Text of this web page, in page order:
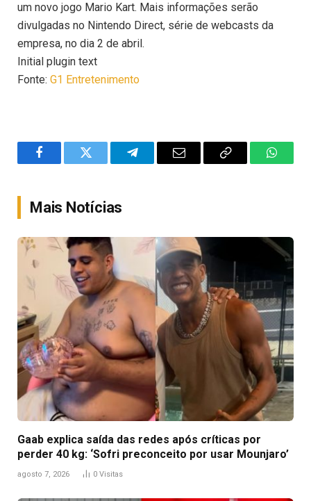
um novo jogo Mario Kart. Mais informações serão
divulgadas no Nintendo Direct, série de webcasts da
empresa, no dia 2 de abril.
Initial plugin text
Fonte: G1 Entretenimento
FacebookTwitter TelegramEmail
Copy
Mais Notícias
Gaab explica saída das redes após críticas por
perder 40 kg: ‘Sofri preconceito por usar Mounjaro’
agosto 7, 2026 0 Visitas